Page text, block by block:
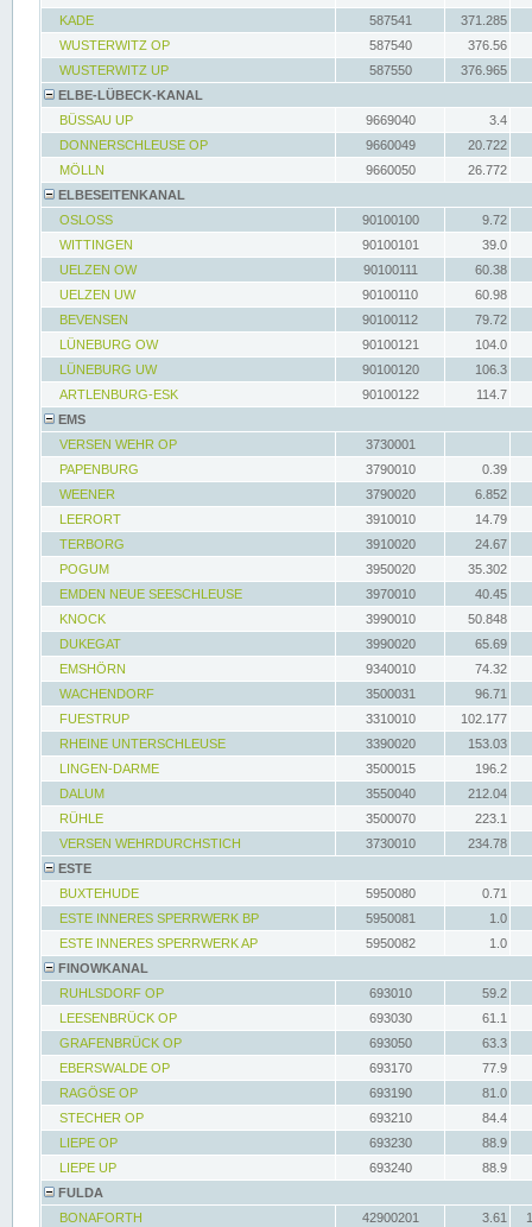
KADE
587541
371.285
WUSTERWITZ OP
587540
376.56
WUSTERWITZ UP
587550
376.965
ELBE-LÜBECK-KANAL
BÜSSAU UP
9669040
3.4
DONNERSCHLEUSE OP
9660049
20.722
MÖLLN
9660050
26.772
ELBESEITENKANAL
OSLOSS
90100100
9.72
WITTINGEN
90100101
39.0
UELZEN OW
90100111
60.38
UELZEN UW
90100110
60.98
BEVENSEN
90100112
79.72
LÜNEBURG OW
90100121
104.0
LÜNEBURG UW
90100120
106.3
ARTLENBURG-ESK
90100122
114.7
EMS
VERSEN WEHR OP
3730001
PAPENBURG
3790010
0.39
WEENER
3790020
6.852
LEERORT
3910010
14.79
TERBORG
3910020
24.67
POGUM
3950020
35.302
EMDEN NEUE SEESCHLEUSE
3970010
40.45
KNOCK
3990010
50.848
DUKEGAT
3990020
65.69
EMSHÖRN
9340010
74.32
WACHENDORF
3500031
96.71
FUESTRUP
3310010
102.177
RHEINE UNTERSCHLEUSE
3390020
153.03
LINGEN-DARME
3500015
196.2
DALUM
3550040
212.04
RÜHLE
3500070
223.1
VERSEN WEHRDURCHSTICH
3730010
234.78
ESTE
BUXTEHUDE
5950080
0.71
ESTE INNERES SPERRWERK BP
5950081
1.0
ESTE INNERES SPERRWERK AP
5950082
1.0
FINOWKANAL
RUHLSDORF OP
693010
59.2
LEESENBRÜCK OP
693030
61.1
GRAFENBRÜCK OP
693050
63.3
EBERSWALDE OP
693170
77.9
RAGÖSE OP
693190
81.0
STECHER OP
693210
84.4
LIEPE OP
693230
88.9
LIEPE UP
693240
88.9
FULDA
BONAFORTH
42900201 3.61